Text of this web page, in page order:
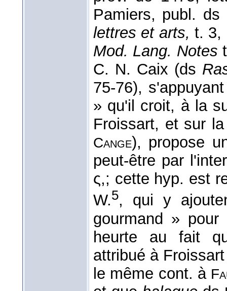
Pamiers, publ. ds
lettres et arts,t. 3,
Mod. Lang. Notes
C. N. Caix (ds
75-76),
» qu'il croit, à la
Froissart, et sur
Cange), propose
peut-être par
ς,; cette hyp. est
W.5, qui y
gourmand »
heurte au fait
attribué à
le même cont. à